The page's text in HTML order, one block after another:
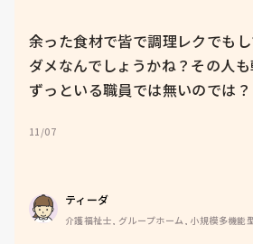
余った食材で皆で調理レクでも
ダメなんでしょうかね？その人
ずっといる職員では無いのでは？
11/07
ティーダ
介護福祉士, グループホーム, 小規模多機能